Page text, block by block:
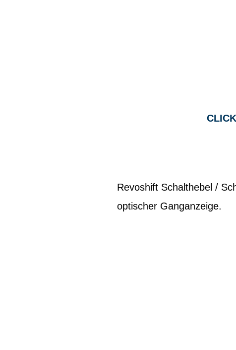
Revoshift Schalthebel /
optischer Ganganzeige.